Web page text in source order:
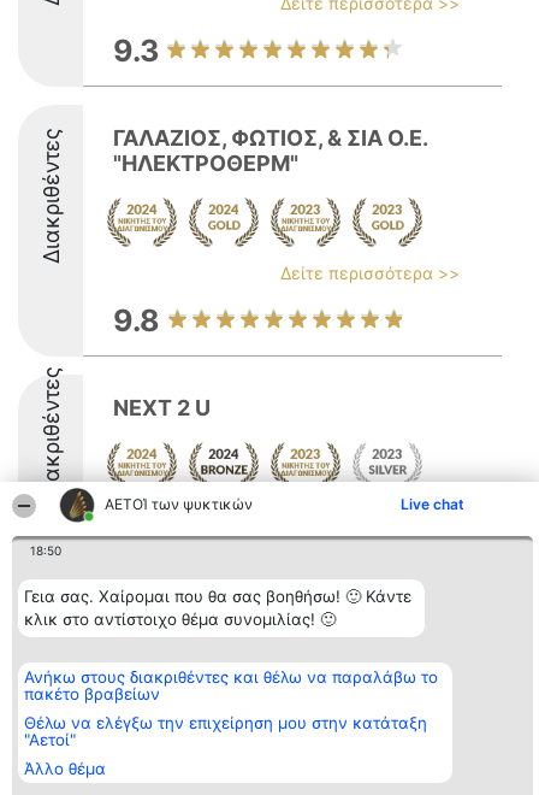
ΑΕΤΟΊ των ψυκτικών Live chat
18:50
Γεια σας. Χαίρομαι που θα σας βοηθήσω! 🙂 Κάντε
κλικ στο αντίστοιχο θέμα συνομιλίας! 🙂
Ανήκω στους διακριθέντες και θέλω να παραλάβω το
πακέτο βραβείων
Θέλω να ελέγξω την επιχείρηση μου στην κατάταξη
"Αετοί"
Άλλο θέμα
9.3
Διακριθέντες
ΓΑΛΑΖΙΟΣ, ΦΩΤΙΟΣ, & ΣΙΑ Ο.Ε.
"ΗΛΕΚΤΡΟΘΕΡΜ"
Δείτε περισσότερα >>
9.8
Διακριθέντες NEXT 2 U
8.6
Διοργανωτής της
κατάταξης
Μονοπρόσωπη ΙΚΕ
ΤΗΛ. ΕΠΙΚΟΙΝΩΝΙΑΣ:
2104128019
email:
aetoi@beautifulcompany.co
Κατάταξη
Διακριθέντες
των
διακριθέντων
Όροι &
προϋποθέσεις
Επικοινωνία